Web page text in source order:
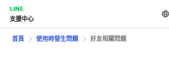
LINE
支援中心
首頁 使用時發生問題 好友相關問題